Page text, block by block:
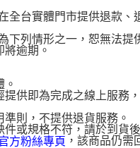
全台實體門市提供退款
下列情形之一，恕無法提
逾期。
供即為完成之線上服務
則，不提供退貨服務。
或規格不符，請於到貨
方粉絲專頁 ，該商品仍